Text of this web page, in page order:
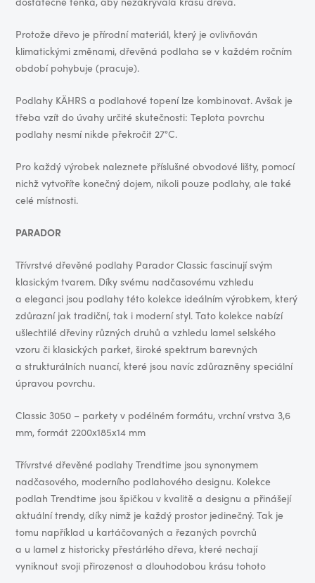
Protože dřevo je přírodní materiál, který je ovlivňován
klimatickými změnami, dřevěná podlaha se v každém ročním
období pohybuje (pracuje).
Podlahy KÄHRS a podlahové topení lze kombinovat. Avšak je
třeba vzít do úvahy určité skutečnosti: Teplota povrchu
podlahy nesmí nikde překročit 27°C.
Pro každý výrobek naleznete příslušné obvodové lišty, pomocí
nichž vytvoříte konečný dojem, nikoli pouze podlahy, ale také
celé místnosti.
PARADOR
Třívrstvé dřevěné podlahy Parador Classic fascinují svým
klasickým tvarem. Díky svému nadčasovému vzhledu
a eleganci jsou podlahy této kolekce ideálním výrobkem, který
zdůrazní jak tradiční, tak i moderní styl. Tato kolekce nabízí
ušlechtilé dřeviny různých druhů a vzhledu lamel selského
vzoru či klasických parket, široké spektrum barevných
a strukturálních nuancí, které jsou navíc zdůrazněny speciální
úpravou povrchu.
Classic 3050 – parkety v podélném formátu, vrchní vrstva 3,6
mm, formát 2200x185x14 mm
Třívrstvé dřevěné podlahy Trendtime jsou synonymem
nadčasového, moderního podlahového designu. Kolekce
podlah Trendtime jsou špičkou v kvalitě a designu a přinášejí
aktuální trendy, díky nimž je každý prostor jedinečný. Tak je
tomu například u kartáčovaných a řezaných povrchů
a u lamel z historicky přestárlého dřeva, které nechají
vyniknout svoji přirozenost a dlouhodobou krásu tohoto